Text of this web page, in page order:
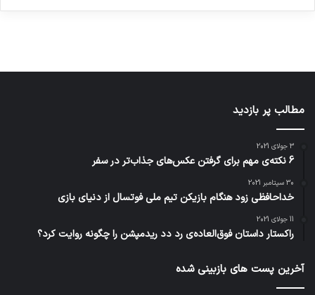
مطالب پر بازدید
3 جولای 2021
6 نکته‌ی مهم برای گرفتن عکس‌های جذاب‌تر در سفر
30 سپتامبر 2021
خداحافظی زود هنگام بازیکن تیم ملی فوتسال از دنیای بازی
11 جولای 2021
راکستار داستان فوق‌العاده‌ی رد دد ریدمپشن را چگونه روایت کرد؟
آخرین پست های بازبینی شده